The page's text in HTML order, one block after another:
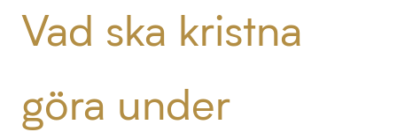
Vad ska kristna
göra under